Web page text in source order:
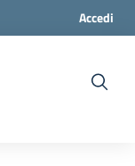
Accedi